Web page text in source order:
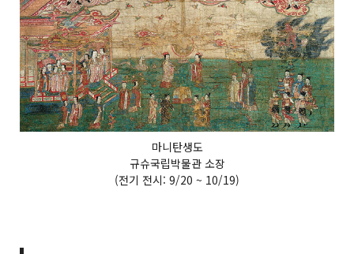
마니탄생도
규슈국립박물관 소장
(전기 전시: 9/20 ~ 10/19)